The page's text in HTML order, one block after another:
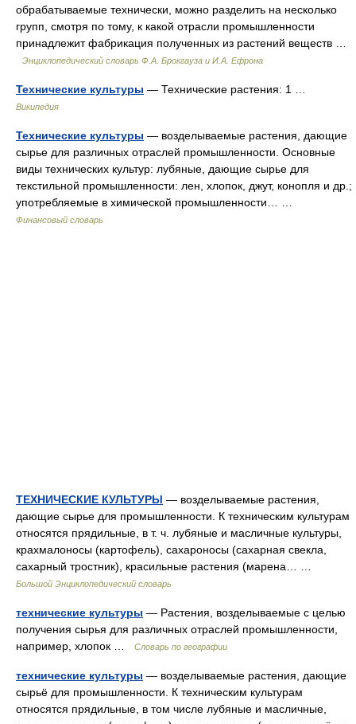
обрабатываемые технически, можно разделить на несколько
групп, смотря по тому, к какой отрасли промышленности
принадлежит фабрикация полученных из растений веществ …
Энциклопедический словарь Ф.А. Брокгауза и И.А. Ефрона
Технические культуры — Технические растения: 1 …
Википедия
Технические культуры — возделываемые растения, дающие
сырье для различных отраслей промышленности. Основные
виды технических культур: лубяные, дающие сырье для
текстильной промышленности: лен, хлопок, джут, конопля и др.;
употребляемые в химической промышленности… …
Финансовый словарь
ТЕХНИЧЕСКИЕ КУЛЬТУРЫ — возделываемые растения,
дающие сырье для промышленности. К техническим культурам
относятся прядильные, в т. ч. лубяные и масличные культуры,
крахмалоносы (картофель), сахароносы (сахарная свекла,
сахарный тростник), красильные растения (марена… …
Большой Энциклопедический словарь
технические культуры — Растения, возделываемые с целью
получения сырья для различных отраслей промышленности,
например, хлопок …
Словарь по географии
технические культуры — возделываемые растения, дающие
сырьё для промышленности. К техническим культурам
относятся прядильные, в том числе лубяные и масличные,